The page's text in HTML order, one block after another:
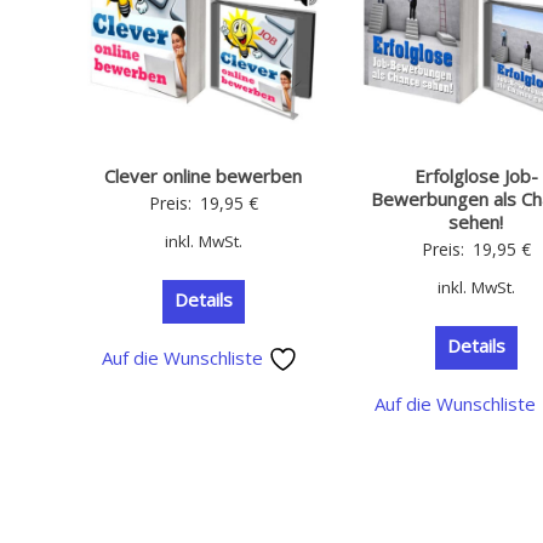
Clever online bewerben
Preis: 19,95 €
inkl. MwSt.
Details
Auf die Wunschliste
Erfolglose Job-
Bewerbungen als
sehen!
Preis: 19,95 €
inkl. MwSt.
Details
Auf die Wunschliste